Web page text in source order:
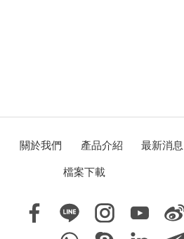
關於我們 產品介紹 最新消息
檔案下載